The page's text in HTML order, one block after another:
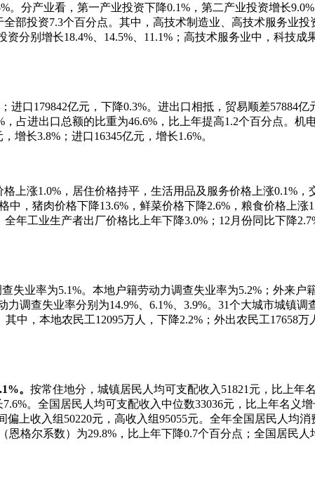
分产业看，第一产业投资下降0.1%，第二产业投资增长
部投资7.3个百分点。其中，高技术制造业、高技术服务业投
分别增长18.4%、14.5%、11.1%；高技术服务业中，科技成
进口179842亿元，下降0.3%。进出口相抵，贸易顺差57884
占进出口总额的比重为46.6%，比上年提高1.2个百分点。机
增长3.8%；进口16345亿元，增长1.6%。
涨1.0%，居住价格持平，生活用品及服务价格上涨0.1%，
，猪肉价格下降13.6%，鲜菜价格下降2.6%，粮食价格上涨
年工业生产者出厂价格比上年下降3.0%；12月份同比下降
失业率为5.1%。本地户籍劳动力调查失业率为5.2%；外来户
查失业率分别为14.9%、6.1%、3.9%。31个大城市城镇调
中，本地农民工12095万人，下降2.2%；外出农民工17658
。 按常住地分，城镇居民人均可支配收入51821元，比上年
。全国居民人均可支配收入中位数33036元，比上年名义
上收入组50220元，高收入组95055元。全年全国居民人均
格尔系数）为29.8%，比上年下降0.7个百分点；全国居民人